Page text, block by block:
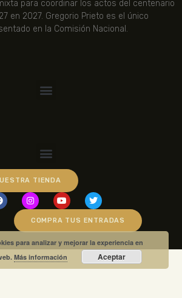
para coordinar los actos del centenario
en 2027. Gregorio Prieto es el único
en la Comisión Nacional.
TIENDA
COMPRA TUS ENTRADAS
para analizar y mejorar la experiencia en
Más información Aceptar